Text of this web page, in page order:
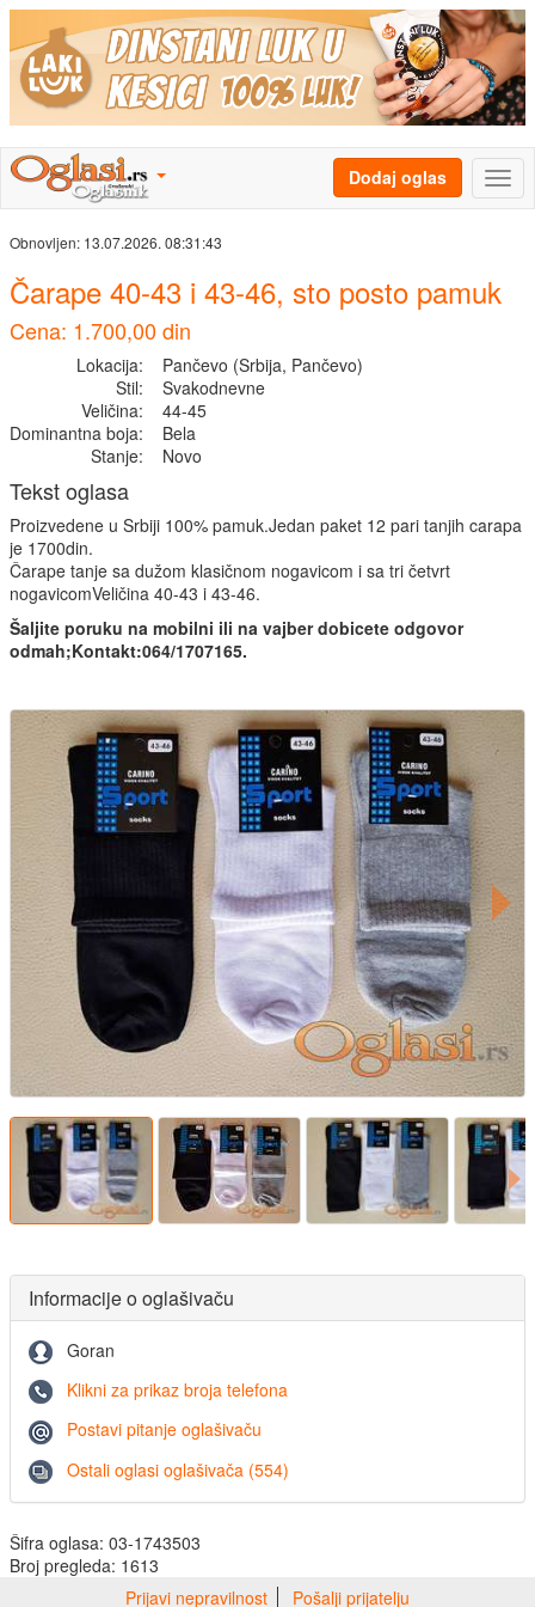
Dodaj oglas
Obnovljen: 13.07.2026. 08:31:43
Čarape 40-43 i 43-46, sto posto pamuk
Cena: 1.700,00 din
Lokacija:
Pančevo (Srbija, Pančevo)
Stil:
Svakodnevne
Veličina:
44-45
Dominantna boja:
Bela
Stanje:
Novo
Tekst oglasa
Proizvedene u Srbiji 100% pamuk.Jedan paket 12 pari tanjih carapa
je 1700din.
Čarape tanje sa dužom klasičnom nogavicom i sa tri četvrt
nogavicomVeličina 40-43 i 43-46.
Šaljite poruku na mobilni ili na vajber dobicete odgovor
odmah;Kontakt:064/1707165.
Informacije o oglašivaču
Goran
Klikni za prikaz broja telefona
Postavi pitanje oglašivaču
Ostali oglasi oglašivača (554)
Šifra oglasa: 03-1743503
Broj pregleda: 1613
Prijavi nepravilnost
Pošalji prijatelju